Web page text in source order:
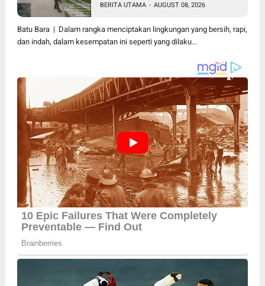
Warga Pakam Raya Selatan
Gotong Royong
BERITA UTAMA - AUGUST 08, 2026
Batu Bara | Dalam rangka menciptakan lingkungan yang bersih, rapi,
dan indah, dalam kesempatan ini seperti yang dilaku...